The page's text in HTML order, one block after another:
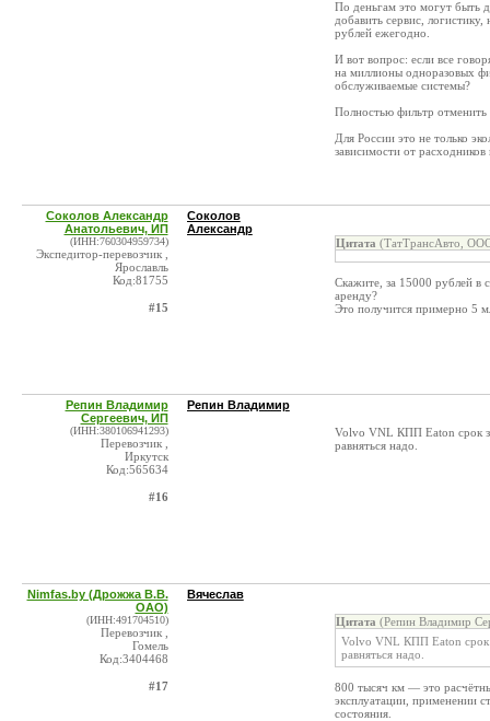
По деньгам это могут быть
добавить сервис,
рублей ежегодно.
И вот вопрос: если все
на миллионы одноразовых
обслуживаемые системы?
Полностью фильтр отменить
Для России это не только
зависимости от
Соколов Александр
Анатольевич, ИП
(ИНН:760304959734)
Экспедитор-перевозчик ,
Ярославль
Код:81755
#15
Соколов
Александр
Цитата (ТатТрансАвто,
Скажите, за 15000 рублей в
аренду?
Это получится примерно 5
Репин Владимир
Сергеевич, ИП
(ИНН:380106941293)
Перевозчик ,
Иркутск
Код:565634
#16
Репин Владимир
Volvo VNL КПП Eaton срок
равняться надо.
Nimfas.by (Дрожжа В.В.
ОАО)
(ИНН:491704510)
Перевозчик ,
Гомель
Код:3404468
#17
Вячеслав
Цитата (Репин Владимир
Volvo VNL КПП Eaton срок
равняться надо.
800 тысяч км — это
эксплуатации, применении
состояния.